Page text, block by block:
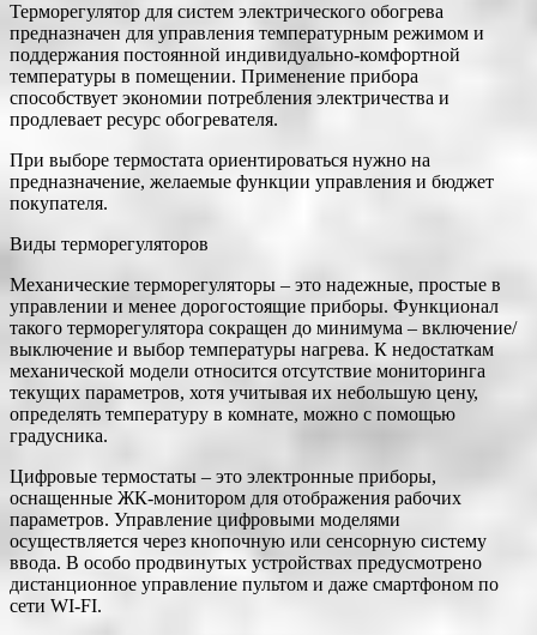
Терморегулятор для систем электрического обогрева
предназначен для управления температурным режимом и
поддержания постоянной индивидуально-комфортной
температуры в помещении. Применение прибора
способствует экономии потребления электричества и
продлевает ресурс обогревателя.
При выборе термостата ориентироваться нужно на
предназначение, желаемые функции управления и бюджет
покупателя.
Виды терморегуляторов
Механические терморегуляторы ‒ это надежные, простые в
управлении и менее дорогостоящие приборы. Функционал
такого терморегулятора сокращен до минимума – включение/
выключение и выбор температуры нагрева. К недостаткам
механической модели относится отсутствие мониторинга
текущих параметров, хотя учитывая их небольшую цену,
определять температуру в комнате, можно с помощью
градусника.
Цифровые термостаты ‒ это электронные приборы,
оснащенные ЖК-монитором для отображения рабочих
параметров. Управление цифровыми моделями
осуществляется через кнопочную или сенсорную систему
ввода. В особо продвинутых устройствах предусмотрено
дистанционное управление пультом и даже смартфоном по
сети WI-FI.